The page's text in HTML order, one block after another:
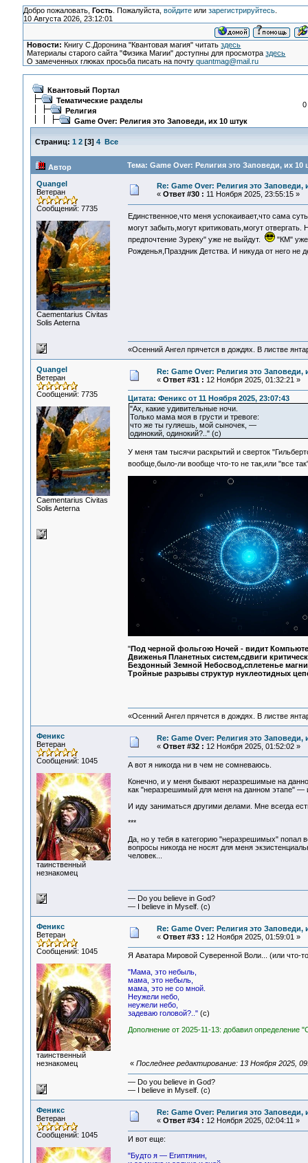
Добро пожаловать, Гость. Пожалуйста, войдитеили зарегистрируйтесь.
10 Августа 2026, 23:12:01
Новости: Книгу С.Доронина "Квантовая магия" читатьздесь
Материалы старого сайта "Физика Магии" доступны для просмотраздесь
О замеченных глюках просьба писать на почтуquantmag@mail.ru
Квантовый Портал
Тематические разделы
Религия
Game Over: Религия это Заповеди, их 10 штук
0
Страниц: 1 2[3] 4 Все
Автор Тема: Game Over: Религия это Заповеди, их 10
Quangel
Ветеран
Сообщений: 7735
Сaementarius Civitas
Solis Aeterna
Re: Game Over: Религия это Заповеди,
« Ответ #30 : 11 Ноября 2025, 23:55:15 »
Единственное,что меня успокаивает,что сама
могут забыть,могут критиковать,могут
предпочтение Зуреку" уже не выйдут.
"КМ" уже
Рожденья,Праздник Детства. И никуда от него не
«Осенний Ангел прячется в дождях. В листве
Quangel
Ветеран
Сообщений: 7735
Сaementarius Civitas
Solis Aeterna
Re: Game Over: Религия это Заповеди,
« Ответ #31 : 12 Ноября 2025, 01:32:21 »
Цитата: Феникс от 11 Ноября 2025, 23:07:43
"Ах, какие удивительные ночи.
Только мама моя в грусти и тревоге:
что же ты гуляешь, мой сыночек, —
одинокий, одинокий?.." (c)
У меня там тысячи раскрытий и сверток
вообще,было-ли вообще что-то не так,или "все
"Под черной фольгою Ночей - видит
Движенья Планетных систем,сдвиги
Бездонный Земной Небосвод,сплетенье
Тройные разрывы структур нуклеотидных
«Осенний Ангел прячется в дождях. В листве
Феникс
Ветеран
Сообщений: 1045
таинственный
незнакомец
Re: Game Over: Религия это Заповеди,
« Ответ #32 : 12 Ноября 2025, 01:52:02 »
А вот я никогда ни в чем не сомневаюсь.
Конечно, и у меня бывают неразрешимые на
как "неразрешимый для меня на данном этапе" —
И иду заниматься другими делами. Мне всегда
***
Да, но у тебя в категорию "неразрешимых" попал
вопросы никогда не носят для меня
человек...
— Do you believe in God?
— I believe in Myself. (c)
Феникс
Ветеран
Сообщений: 1045
таинственный
незнакомец
Re: Game Over: Религия это Заповеди,
« Ответ #33 : 12 Ноября 2025, 01:59:01 »
Я Аватара Мировой Суверенной Воли... (или что-
"Мама, это небыль,
мама, это небыль,
мама, это не со мной.
Неужели небо,
неужели небо,
задеваю головой?.."(c)
Дополнение от 2025-11-13: добавил определение
« Последнее редактирование: 13 Ноября 2025,
— Do you believe in God?
— I believe in Myself. (c)
Феникс
Ветеран
Сообщений: 1045
Re: Game Over: Религия это Заповеди,
« Ответ #34 : 12 Ноября 2025, 02:04:11 »
И вот еще:
"Будто я — Египтянин,